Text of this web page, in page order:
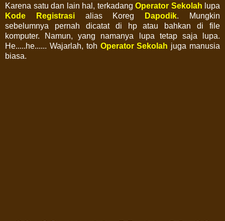
Karena satu dan lain hal, terkadang Operator Sekolah lupa
Kode Registrasialias Koreg Dapodik. Mungkin
sebelumnya pernah dicatat di hp atau bahkan di file
komputer. Namun, yang namanya lupa tetap saja lupa.
He.....he...... Wajarlah, toh Operator Sekolah juga manusia
biasa.